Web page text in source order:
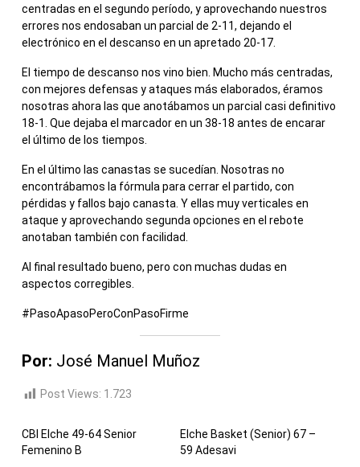
centradas en el segundo período, y aprovechando nuestros
errores nos endosaban un parcial de 2-11, dejando el
electrónico en el descanso en un apretado 20-17.
El tiempo de descanso nos vino bien. Mucho más centradas,
con mejores defensas y ataques más elaborados, éramos
nosotras ahora las que anotábamos un parcial casi definitivo
18-1. Que dejaba el marcador en un 38-18 antes de encarar
el último de los tiempos.
En el último las canastas se sucedían. Nosotras no
encontrábamos la fórmula para cerrar el partido, con
pérdidas y fallos bajo canasta. Y ellas muy verticales en
ataque y aprovechando segunda opciones en el rebote
anotaban también con facilidad.
Al final resultado bueno, pero con muchas dudas en
aspectos corregibles.
#PasoApasoPeroConPasoFirme
Por: José Manuel Muñoz
Post Views: 1.723
CBI Elche 49-64 Senior
Femenino B
Elche Basket (Senior) 67 –
59 Adesavi